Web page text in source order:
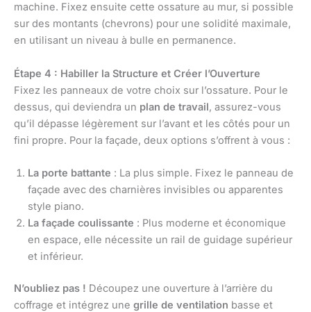
machine. Fixez ensuite cette ossature au mur, si possible
sur des montants (chevrons) pour une solidité maximale,
en utilisant un niveau à bulle en permanence.
Étape 4 : Habiller la Structure et Créer l’Ouverture
Fixez les panneaux de votre choix sur l’ossature. Pour le
dessus, qui deviendra un plan de travail, assurez-vous
qu’il dépasse légèrement sur l’avant et les côtés pour un
fini propre. Pour la façade, deux options s’offrent à vous :
La porte battante : La plus simple. Fixez le panneau de
façade avec des charnières invisibles ou apparentes
style piano.
La façade coulissante : Plus moderne et économique
en espace, elle nécessite un rail de guidage supérieur
et inférieur.
N’oubliez pas ! Découpez une ouverture à l’arrière du
coffrage et intégrez une grille de ventilation basse et